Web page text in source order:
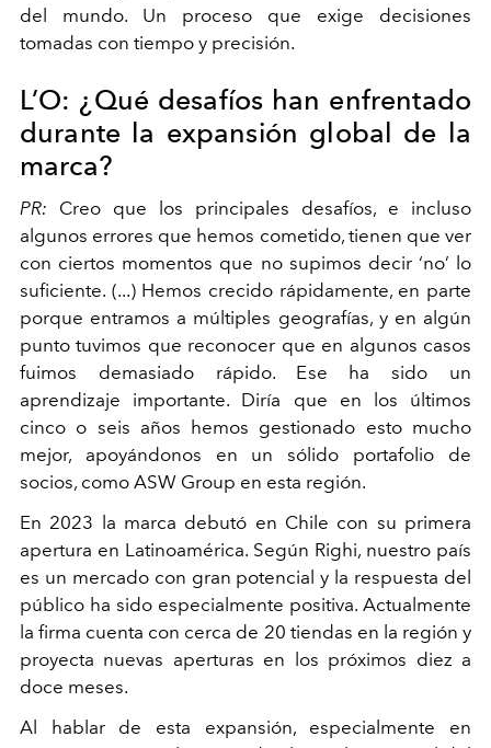
del mundo. Un proceso que exige decisiones
tomadas con tiempo y precisión.
L’O: ¿Qué desafíos han enfrentado
durante la expansión global de la
marca?
PR: Creo que los principales desafíos, e incluso
algunos errores que hemos cometido, tienen que ver
con ciertos momentos que no supimos decir ‘no’ lo
suficiente. (...) Hemos crecido rápidamente, en parte
porque entramos a múltiples geografías, y en algún
punto tuvimos que reconocer que en algunos casos
fuimos demasiado rápido. Ese ha sido un
aprendizaje importante. Diría que en los últimos
cinco o seis años hemos gestionado esto mucho
mejor, apoyándonos en un sólido portafolio de
socios, como ASW Group en esta región.
En 2023 la marca debutó en Chile con su primera
apertura en Latinoamérica. Según Righi, nuestro país
es un mercado con gran potencial y la respuesta del
público ha sido especialmente positiva. Actualmente
la firma cuenta con cerca de 20 tiendas en la región y
proyecta nuevas aperturas en los próximos diez a
doce meses.
Al hablar de esta expansión, especialmente en